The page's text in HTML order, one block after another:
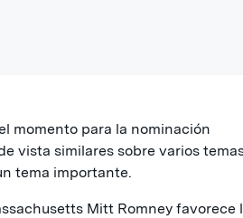
momento para la nominación
vista similares sobre varios
tema importante.
Mitt Romney favorece